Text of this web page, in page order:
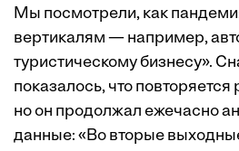
Мы посмотрели, как
вертикалям — например,
туристическому бизнесу».
показалось, что
но он продолжал ежечасно
данные: «Во вторые